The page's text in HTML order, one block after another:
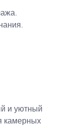
и уютный
камерных